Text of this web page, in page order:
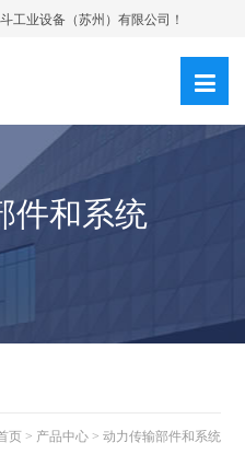
工业设备（苏州）有限公司！
|注册
件和系统
页> 产品中心> 动力传输部件和系统